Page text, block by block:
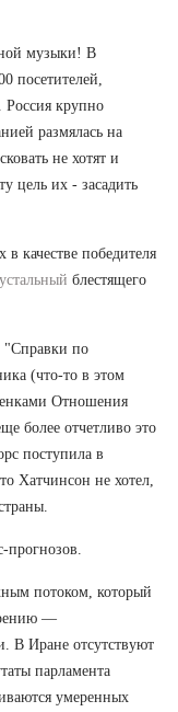
музыки! В
посетителей,
Россия крупно
размялась на
не хотят и
цель их - засадить
качестве победителя
блестящего
"Справки по
(что-то в этом
Отношения
более отчетливо это
поступила в
Хатчинсон не хотел,
прогнозов.
потоком, который
—
В Иране отсутствуют
парламента
умеренных